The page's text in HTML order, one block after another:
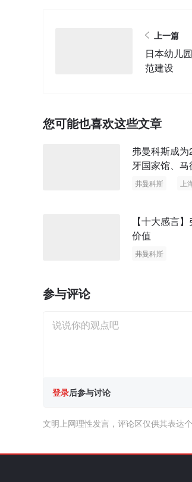
上一篇
日本幼儿
范建设
您可能也喜欢这些文章
弗曼科斯成
牙国家馆、
弗曼科斯
上
【十大感言
价值
弗曼科斯
参与评论
登录后参与讨论
文明上网理性发言，评论区仅供其表达